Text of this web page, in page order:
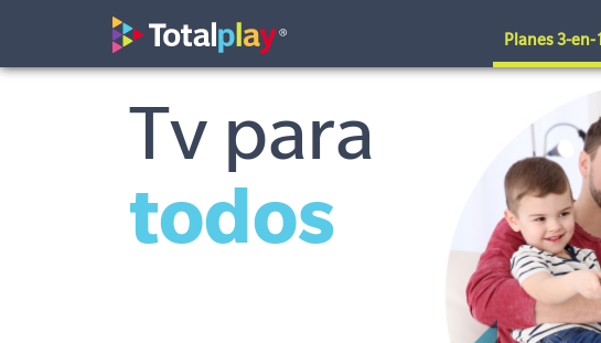
Planes 3-en-1
Tv para
todos